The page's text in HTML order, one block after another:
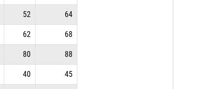
52 64
62 68
80 88
40 45